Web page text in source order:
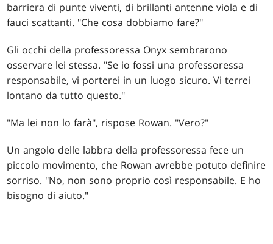
barriera di punte viventi, di brillanti antenne viola e di
fauci scattanti. "Che cosa dobbiamo fare?"
Gli occhi della professoressa Onyx sembrarono
osservare lei stessa. "Se io fossi una professoressa
responsabile, vi porterei in un luogo sicuro. Vi terrei
lontano da tutto questo."
"Ma lei non lo farà", rispose Rowan. "Vero?"
Un angolo delle labbra della professoressa fece un
piccolo movimento, che Rowan avrebbe potuto definire
sorriso. "No, non sono proprio così responsabile. E ho
bisogno di aiuto."